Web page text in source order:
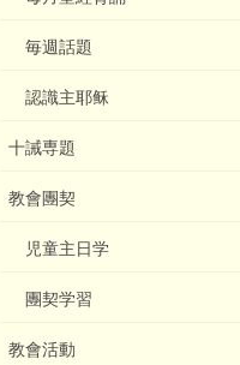
毎週話題
認識主耶稣
十誡専題
教會團契
児童主日学
團契学習
教會活動